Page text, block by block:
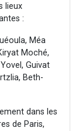
lieux
:
Méa
Moché,
Guivat
Beth-
dans les
de Paris,